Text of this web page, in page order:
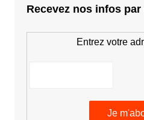
Recevez nos infos par
Entrez votre